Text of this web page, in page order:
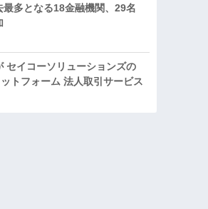
最多となる18金融機関、29名
セイコーソリューションズの
ットフォーム 法人取引サービス